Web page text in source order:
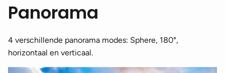
Panorama
4 verschillende panorama modes: Sphere, 180°,
horizontaal en verticaal.